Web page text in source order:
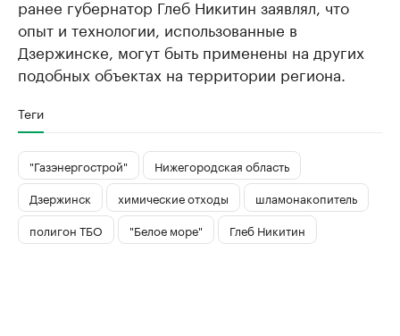
ранее губернатор Глеб Никитин заявлял, что
опыт и технологии, использованные в
Дзержинске, могут быть применены на других
подобных объектах на территории региона.
Теги
"Газэнергострой"
Нижегородская область
Дзержинск
химические отходы
шламонакопитель
полигон ТБО
"Белое море" Глеб Никитин